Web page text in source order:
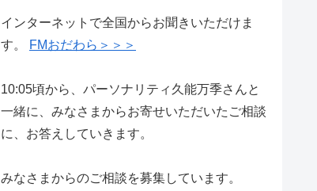
インターネットで全国からお聞きいただけま
す。
FMおだわら＞＞＞
10:05頃から、パーソナリティ久能万季さんと
一緒に、みなさまからお寄せいただいたご相談
に、お答えしていきます。
みなさまからのご相談を募集しています。